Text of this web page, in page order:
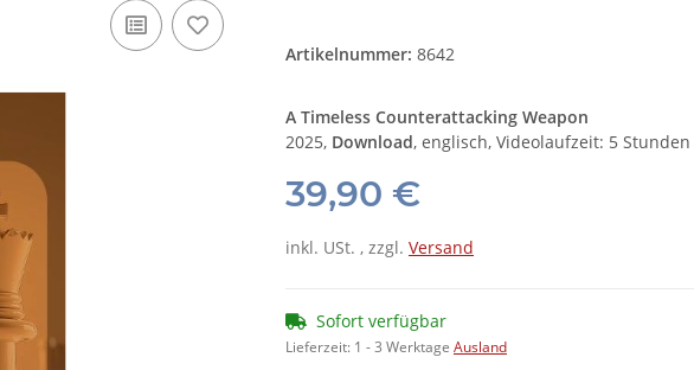
Artikelnummer: 8642
A Timeless Counterattacking Weapon
2025, Download, englisch, Videolaufzeit: 5 Stunden
39,90 €
inkl. USt. , zzgl. Versand
Sofort verfügbar
Lieferzeit: 1 - 3 Werktage Ausland